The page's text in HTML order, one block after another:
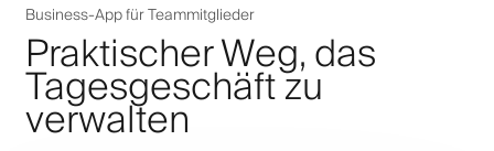
Business-App für Teammitglieder
Praktischer Weg, das
Tagesgeschäft zu
verwalten